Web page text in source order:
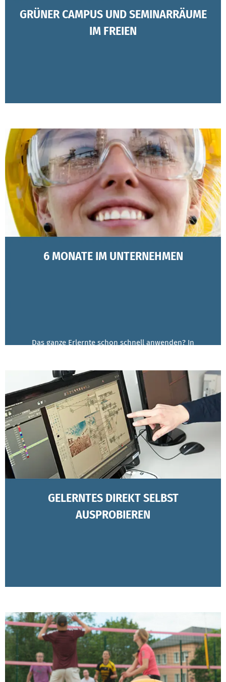
GRÜNER CAMPUS UND SEMINARRÄUME
IM FREIEN
Seminarräume laden zum Lernen und Entspannen ein!
6 MONATE IM UNTERNEHMEN
Das ganze Erlernte schon schnell anwenden? In
GELERNTES DIREKT SELBST
AUSPROBIEREN
in Simulationen austesten